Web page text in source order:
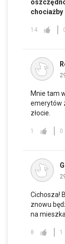
chociażby
14
Mnie tam
emerytów
złocie.
1 0
Cichosza!
znowu
na
8 1